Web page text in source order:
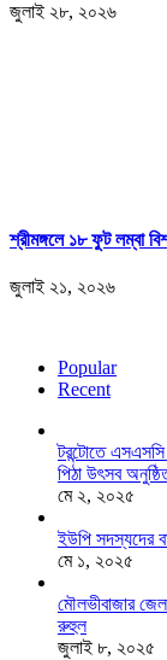
জুলাই ২৮, ২০২৬
শ্রীমঙ্গলে ১৮ ফুট লম্বা
জুলাই ২১, ২০২৬
Popular
Recent
টরন্টোতে
পিঠা উৎসব
মে ২, ২০২৫
ইউপি সদস্যদের
মে ১, ২০২৫
মৌলভীবাজার
রুহুল
জুলাই ৮, ২০২৫